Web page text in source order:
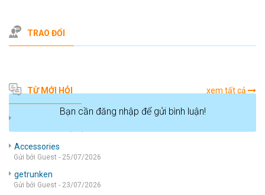
TRAO ĐỔI
Bạn cần đăng nhập để gửi bình luận!
TỪ MỚI HỎI xem tất cả
Accessories
Gửi bởi Guest - 25/07/2026
getrunken
Gửi bởi Guest - 23/07/2026